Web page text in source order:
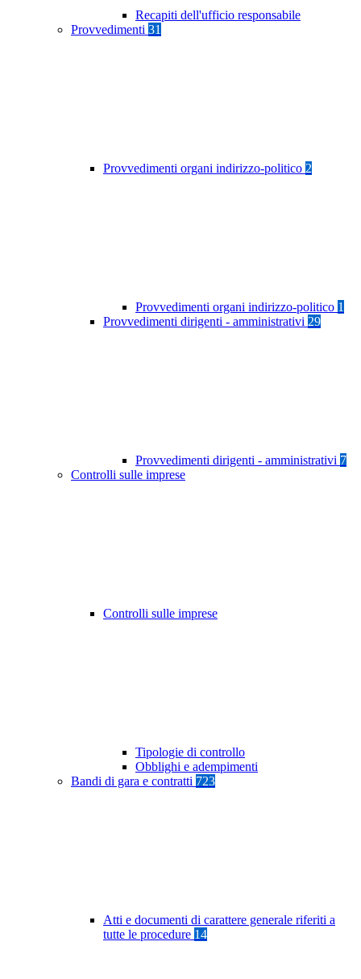
Recapiti dell'ufficio responsabile
Provvedimenti 31
Provvedimenti organi indirizzo-politico 2
Provvedimenti organi indirizzo-politico 1
Provvedimenti dirigenti - amministrativi 29
Provvedimenti dirigenti - amministrativi 7
Controlli sulle imprese
Controlli sulle imprese
Tipologie di controllo
Obblighi e adempimenti
Bandi di gara e contratti 723
Atti e documenti di carattere generale riferiti a
tutte le procedure 14